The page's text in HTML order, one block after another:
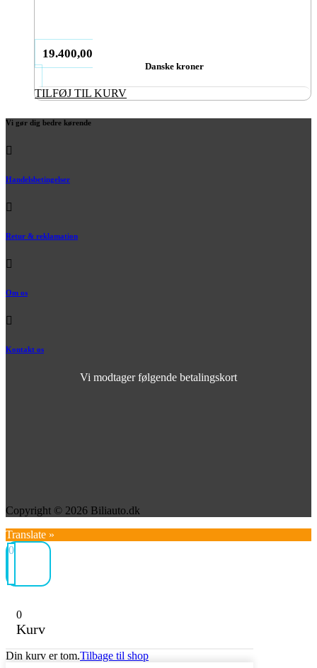
19.400,00
Danske kroner
TILFØJ TIL KURV
Vi gør dig bedre kørende
Handelsbetingelser
Retur & reklamation
Om os
Kontakt os
Vi modtager følgende betalingskort
Copyright © 2026 Biliauto.dk
Translate »
0
0
Kurv
Din kurv er tom.Tilbage til shop